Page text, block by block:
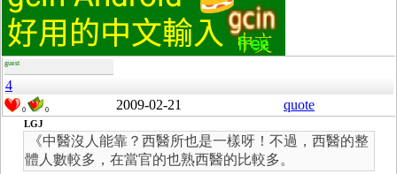
guest
4
0 0 2009-02-21 quote
LGJ
《中醫沒人能靠？西醫所也是一樣呀！不過，西醫的整
體人數較多，在當官的也熟西醫的比較多。